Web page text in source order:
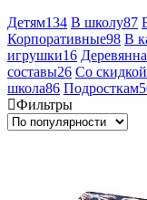
Детям134 В школу87
Корпоративные98 В
игрушки16
составы26 Со скидкой
школа86 Подросткам
Фильтры